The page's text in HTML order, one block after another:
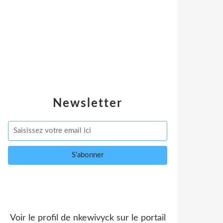
Newsletter
Voir le profil de nkewivycksur le portail